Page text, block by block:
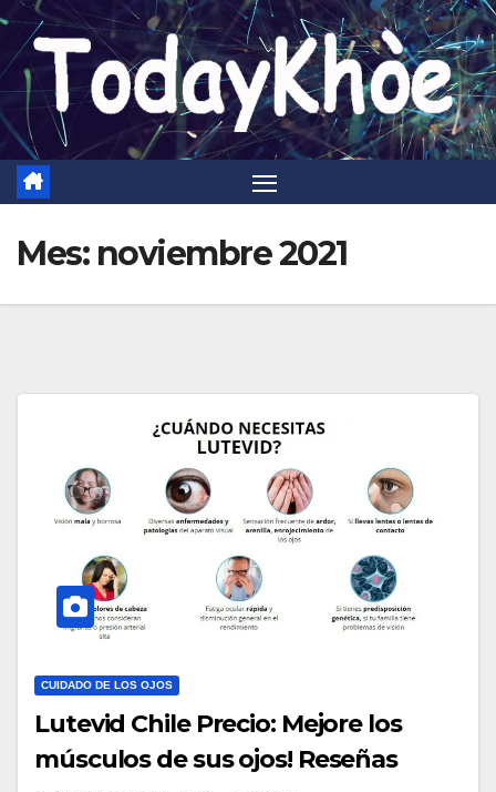
Saltar
contenido
Mes: noviembre 2021
CUIDADO DE LOS OJOS
Lutevid Chile Precio: Mejore los
músculos de sus ojos! Reseñas